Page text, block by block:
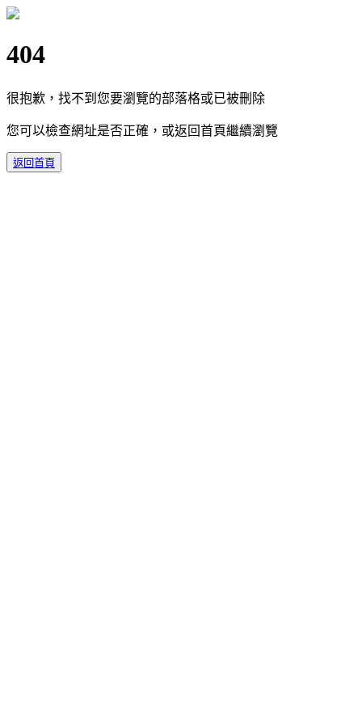
404
很抱歉，找不到您要瀏覽的部落格或已被刪除
您可以檢查網址是否正確，或返回首頁繼續瀏覽
返回首頁